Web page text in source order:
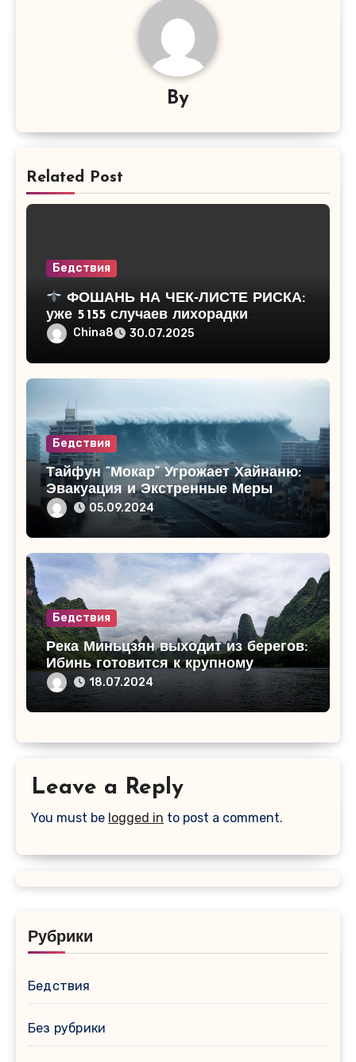
By
Related Post
Бедствия
ФОШАНЬ НА ЧЕК‑ЛИСТЕ РИСКА:
уже 5 155 случаев лихорадки
Чикунгунья
China8 30.07.2025
Бедствия
Тайфун “Мокар” Угрожает Хайнаню:
Эвакуация и Экстренные Меры
05.09.2024
Бедствия
Река Миньцзян выходит из берегов:
Ибинь готовится к крупному
наводнению
18.07.2024
Leave a Reply
You must be logged in to post a comment.
Рубрики
Бедствия
Без рубрики